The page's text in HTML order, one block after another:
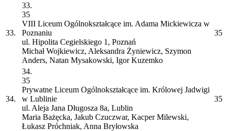
33.
33.
35
VIII Liceum Ogólnokształcące im. Adama Mickiewicza w
Poznaniu
ul. Hipolita Cegielskiego 1, Poznań
Michał Wojkiewicz, Aleksandra Żyniewicz, Szymon
Anders, Natan Mysakowski, Igor Kuzemko
35
34.
34.
35
Prywatne Liceum Ogólnokształcące im. Królowej Jadwigi
w Lublinie
ul. Aleja Jana Długosza 8a, Lublin
Maria Bażęcka, Jakub Czuczwar, Kacper Milewski,
Łukasz Próchniak, Anna Bryłowska
35